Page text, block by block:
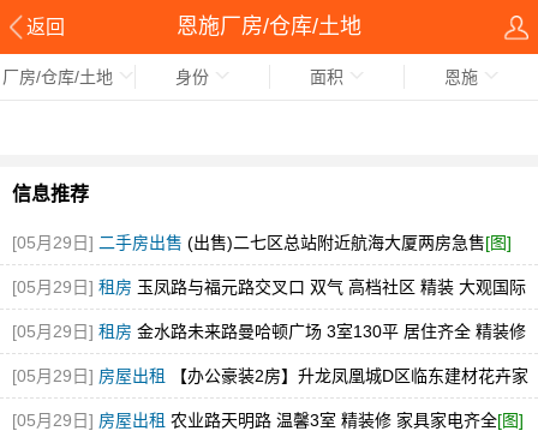
返回 恩施厂房/仓库/土地
厂房/仓库/土地 身份 面积 恩施
信息推荐
[05月29日] 二手房出售 (出售)二七区总站附近航海大厦两房急售[图]
[05月29日] 租房 玉凤路与福元路交叉口 双气 高档社区 精装 大观国际
[图]
[05月29日] 租房 金水路未来路曼哈顿广场 3室130平 居住齐全 精装修
随时看[图]
[05月29日] 房屋出租 【办公豪装2房】升龙凤凰城D区临东建材花卉家
电市场中博旁急租[图]
[05月29日] 房屋出租 农业路天明路 温馨3室 精装修 家具家电齐全[图]